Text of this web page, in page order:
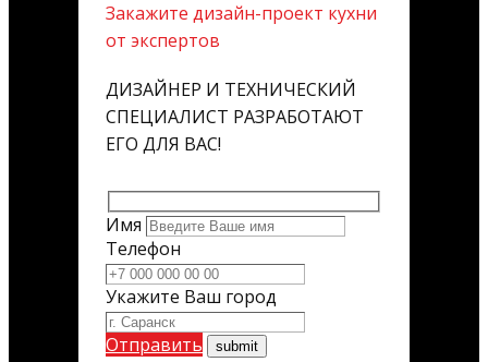
Закажите дизайн-проект кухни
от экспертов
ДИЗАЙНЕР И ТЕХНИЧЕСКИЙ
СПЕЦИАЛИСТ РАЗРАБОТАЮТ
ЕГО ДЛЯ ВАС!
Имя
Телефон
Укажите Ваш город
Отправить